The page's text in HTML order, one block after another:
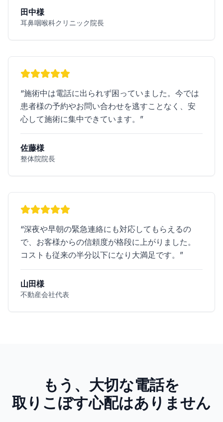
田中様
耳鼻咽喉科クリニック院長
“施術中は電話に出られず困っていました。今では
患者様の予約やお問い合わせを逃すことなく、安
心して施術に集中できています。 ”
佐藤様
整体院院長
“深夜や早朝の緊急連絡にも対応してもらえるの
で、お客様からの信頼度が格段に上がりました。
コストも従来の半分以下になり大満足です。 ”
山田様
不動産会社代表
もう、大切な電話を
取りこぼす心配はありません